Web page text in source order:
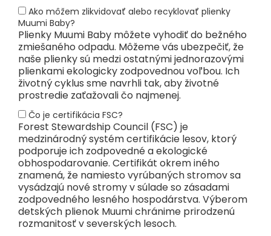
Ako môžem zlikvidovať alebo recyklovať plienky
Muumi Baby?
Plienky Muumi Baby môžete vyhodiť do bežného
zmiešaného odpadu. Môžeme vás ubezpečiť, že
naše plienky sú medzi ostatnými jednorazovými
plienkami ekologicky zodpovednou voľbou. Ich
životný cyklus sme navrhli tak, aby životné
prostredie zaťažovali čo najmenej.
Čo je certifikácia FSC?
Forest Stewardship Council (FSC) je
medzinárodný systém certifikácie lesov, ktorý
podporuje ich zodpovedné a ekologické
obhospodarovanie. Certifikát okrem iného
znamená, že namiesto vyrúbaných stromov sa
vysádzajú nové stromy v súlade so zásadami
zodpovedného lesného hospodárstva. Výberom
detských plienok Muumi chránime prirodzenú
rozmanitosť v severských lesoch.